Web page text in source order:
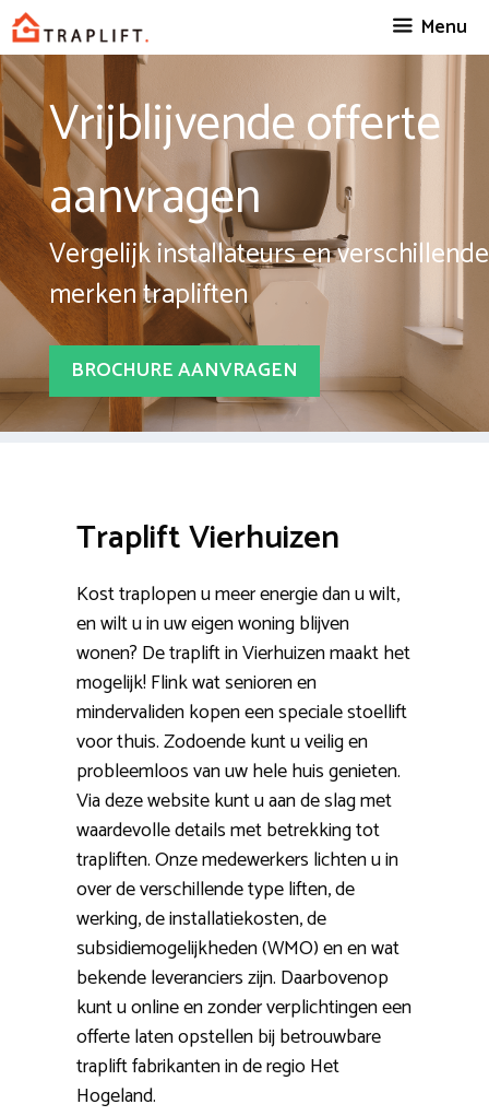
Spring
naar
inhoud
Menu
Vrijblijvende offerte
aanvragen
Vergelijk installateurs en verschillende
merken trapliften
BROCHURE AANVRAGEN
Traplift Vierhuizen
Kost traplopen u meer energie dan u wilt,
en wilt u in uw eigen woning blijven
wonen? De traplift in Vierhuizen maakt het
mogelijk! Flink wat senioren en
mindervaliden kopen een speciale stoellift
voor thuis. Zodoende kunt u veilig en
probleemloos van uw hele huis genieten.
Via deze website kunt u aan de slag met
waardevolle details met betrekking tot
trapliften. Onze medewerkers lichten u in
over de verschillende type liften, de
werking, de installatiekosten, de
subsidiemogelijkheden (WMO) en en wat
bekende leveranciers zijn. Daarbovenop
kunt u online en zonder verplichtingen een
offerte laten opstellen bij betrouwbare
traplift fabrikanten in de regio Het
Hogeland.